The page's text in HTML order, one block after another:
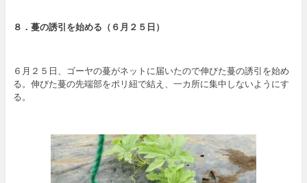
８．蔓の誘引を始める（６月２５日）
６月２５日、ゴーヤの蔓がネットに届いたので伸びた蔓の誘引を始め
る。伸びた蔓の先端部をポリ紐で結え、一カ所に集中しないようにす
る。